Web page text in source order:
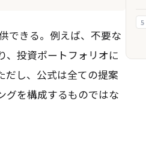
できる。例えば、不要な
、投資ポートフォリオに
だし、公式は全ての提案
グを構成するものではな
5